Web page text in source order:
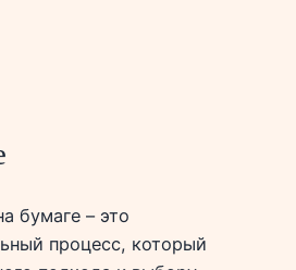
бумаге – это
процесс, который